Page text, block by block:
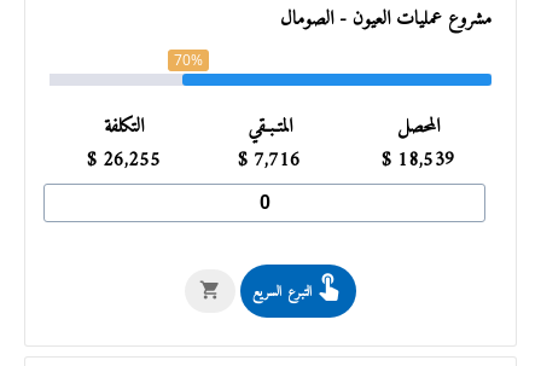
مشروع عمليات العيون - الصومال
70%
المحصل
18,539
$
المتـبـقي
7,716
$
التكلفة
26,255
$
التبرع السريع